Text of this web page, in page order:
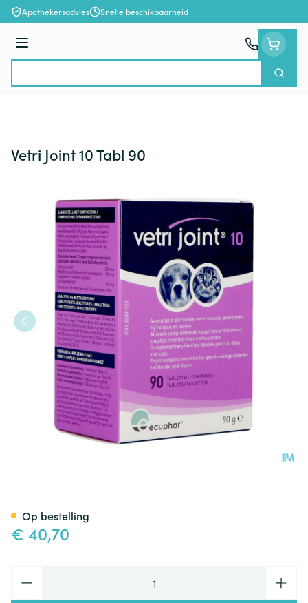
Ga naar de inhoud
Apothekersadvies Snelle beschikbaarheid
Menu
Product, merk, categorie...
Zoek
Vetri Joint 10 Tabl 90
€ 40,70
Op bestelling